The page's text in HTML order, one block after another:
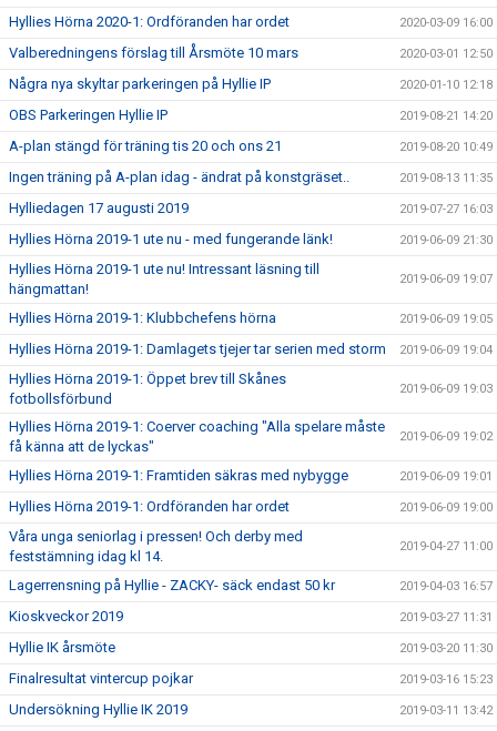
Hyllies Hörna 2020-1: Ordföranden har ordet 2020-03-09 16:00
Valberedningens förslag till Årsmöte 10 mars 2020-03-01 12:50
Några nya skyltar parkeringen på Hyllie IP 2020-01-10 12:18
OBS Parkeringen Hyllie IP 2019-08-21 14:20
A-plan stängd för träning tis 20 och ons 21 2019-08-20 10:49
Ingen träning på A-plan idag - ändrat på konstgräset.. 2019-08-13 11:35
Hylliedagen 17 augusti 2019 2019-07-27 16:03
Hyllies Hörna 2019-1 ute nu - med fungerande länk! 2019-06-09 21:30
Hyllies Hörna 2019-1 ute nu! Intressant läsning till
hängmattan!
2019-06-09 19:07
Hyllies Hörna 2019-1: Klubbchefens hörna 2019-06-09 19:05
Hyllies Hörna 2019-1: Damlagets tjejer tar serien med storm 2019-06-09 19:04
Hyllies Hörna 2019-1: Öppet brev till Skånes
fotbollsförbund
2019-06-09 19:03
Hyllies Hörna 2019-1: Coerver coaching "Alla spelare måste
få känna att de lyckas"
2019-06-09 19:02
Hyllies Hörna 2019-1: Framtiden säkras med nybygge 2019-06-09 19:01
Hyllies Hörna 2019-1: Ordföranden har ordet 2019-06-09 19:00
Våra unga seniorlag i pressen! Och derby med
feststämning idag kl 14.
2019-04-27 11:00
Lagerrensning på Hyllie - ZACKY- säck endast 50 kr 2019-04-03 16:57
Kioskveckor 2019 2019-03-27 11:31
Hyllie IK årsmöte 2019-03-20 11:30
Finalresultat vintercup pojkar 2019-03-16 15:23
Undersökning Hyllie IK 2019 2019-03-11 13:42